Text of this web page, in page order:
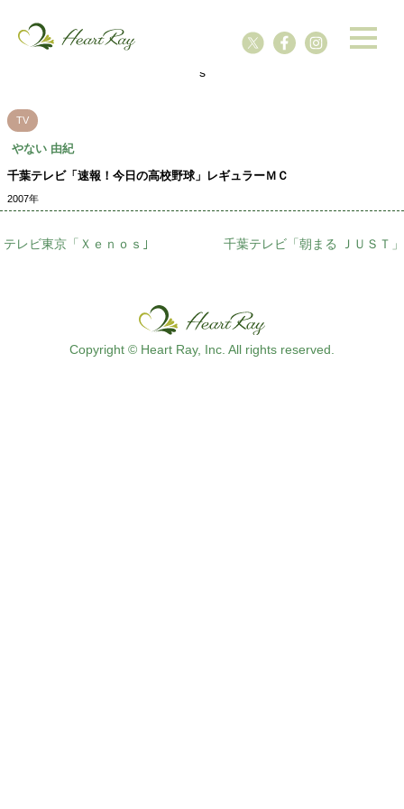
s
TV
やない 由紀
千葉テレビ「速報！今日の高校野球」レギュラーＭＣ
2007年
テレビ東京「Ｘｅｎｏｓ｣ 千葉テレビ「朝まる ＪＵＳＴ」
Copyright © Heart Ray, Inc. All rights reserved.